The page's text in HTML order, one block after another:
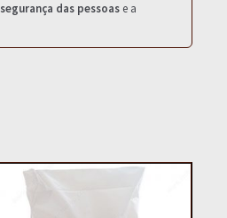
segurança das pessoase a